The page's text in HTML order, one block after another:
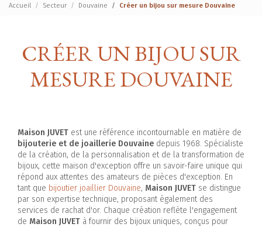
Accueil Secteur Douvaine Créer un bijou sur mesure Douvaine
CRÉER UN BIJOU SUR
MESURE DOUVAINE
Maison JUVET est une référence incontournable en matière de
bijouterie et de joaillerie Douvaine depuis 1968. Spécialiste
de la création, de la personnalisation et de la transformation de
bijoux, cette maison d'exception offre un savoir-faire unique qui
répond aux attentes des amateurs de pièces d'exception. En
tant que bijoutier joaillier Douvaine, Maison JUVET se distingue
par son expertise technique, proposant également des
services de rachat d'or. Chaque création reflète l'engagement
de Maison JUVET à fournir des bijoux uniques, conçus pour